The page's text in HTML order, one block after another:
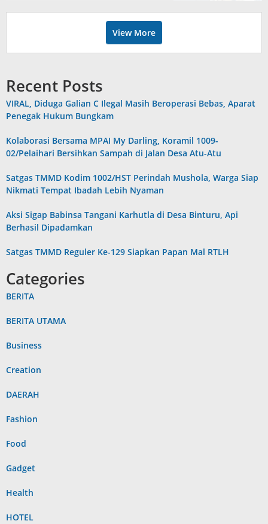
View More
Recent Posts
VIRAL, Diduga Galian C Ilegal Masih Beroperasi Bebas, Aparat
Penegak Hukum Bungkam
Kolaborasi Bersama MPAI My Darling, Koramil 1009-
02/Pelaihari Bersihkan Sampah di Jalan Desa Atu-Atu
Satgas TMMD Kodim 1002/HST Perindah Mushola, Warga Siap
Nikmati Tempat Ibadah Lebih Nyaman
Aksi Sigap Babinsa Tangani Karhutla di Desa Binturu, Api
Berhasil Dipadamkan
Satgas TMMD Reguler Ke-129 Siapkan Papan Mal RTLH
Categories
BERITA
BERITA UTAMA
Business
Creation
DAERAH
Fashion
Food
Gadget
Health
HOTEL